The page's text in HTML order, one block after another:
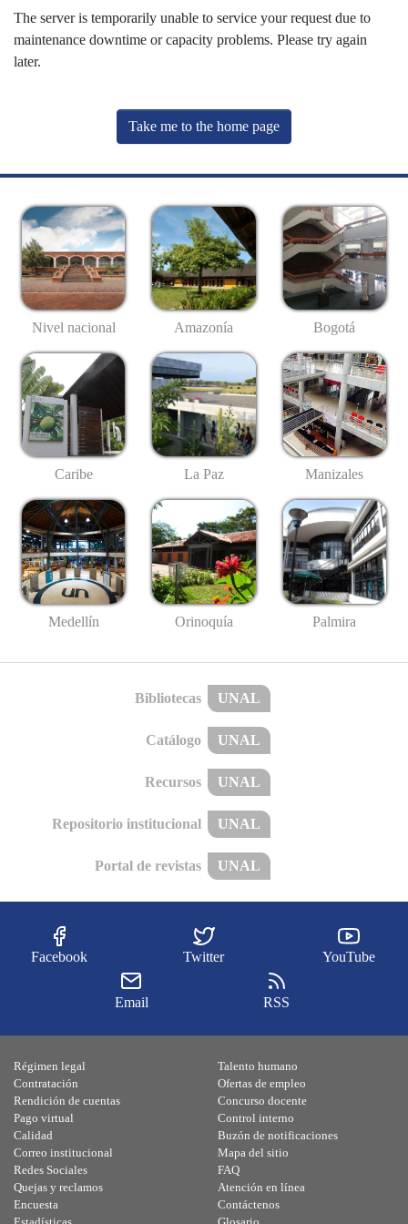
The server is temporarily unable to service your request due to
maintenance downtime or capacity problems. Please try again
later.
Take me to the home page
Nivel nacional Amazonía Bogotá
Caribe La Paz Manizales
Medellín Orinoquía Palmira
Bibliotecas UNAL
Catálogo UNAL
Recursos UNAL
Repositorio institucional UNAL
Portal de revistas UNAL
Facebook Twitter YouTube
Email RSS
Régimen legal
Contratación
Rendición de cuentas
Pago virtual
Calidad
Talento humano
Ofertas de empleo
Concurso docente
Control interno
Buzón de notificaciones
Correo institucional
Redes Sociales
Quejas y reclamos
Encuesta
Mapa del sitio
FAQ
Atención en línea
Contáctenos